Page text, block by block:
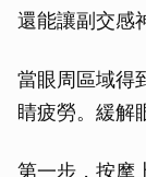
還能讓副交感
當眼周區域得
睛疲勞。緩解
第一步，按摩